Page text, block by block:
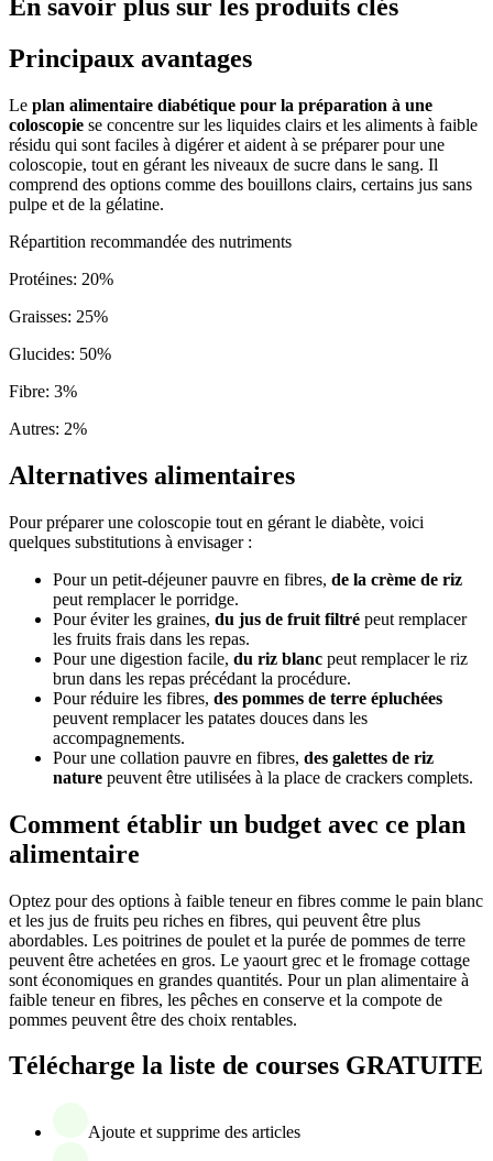
En savoir plus sur les produits clés
Principaux avantages
Le plan alimentaire diabétique pour la préparation à une
coloscopie se concentre sur les liquides clairs et les aliments à faible
résidu qui sont faciles à digérer et aident à se préparer pour une
coloscopie, tout en gérant les niveaux de sucre dans le sang. Il
comprend des options comme des bouillons clairs, certains jus sans
pulpe et de la gélatine.
Répartition recommandée des nutriments
Protéines: 20%
Graisses: 25%
Glucides: 50%
Fibre: 3%
Autres: 2%
Alternatives alimentaires
Pour préparer une coloscopie tout en gérant le diabète, voici
quelques substitutions à envisager :
Pour un petit-déjeuner pauvre en fibres, de la crème de riz
peut remplacer le porridge.
Pour éviter les graines, du jus de fruit filtré peut remplacer
les fruits frais dans les repas.
Pour une digestion facile, du riz blanc peut remplacer le riz
brun dans les repas précédant la procédure.
Pour réduire les fibres, des pommes de terre épluchées
peuvent remplacer les patates douces dans les
accompagnements.
Pour une collation pauvre en fibres, des galettes de riz
nature peuvent être utilisées à la place de crackers complets.
Comment établir un budget avec ce plan
alimentaire
Optez pour des options à faible teneur en fibres comme le pain blanc
et les jus de fruits peu riches en fibres, qui peuvent être plus
abordables. Les poitrines de poulet et la purée de pommes de terre
peuvent être achetées en gros. Le yaourt grec et le fromage cottage
sont économiques en grandes quantités. Pour un plan alimentaire à
faible teneur en fibres, les pêches en conserve et la compote de
pommes peuvent être des choix rentables.
Télécharge la liste de courses GRATUITE
Ajoute et supprime des articles